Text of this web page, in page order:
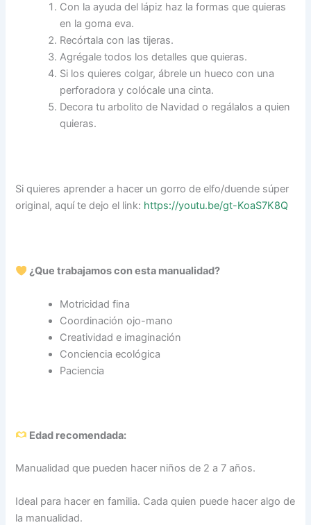
Con la ayuda del lápiz haz la formas que quieras
en la goma eva.
Recórtala con las tijeras.
Agrégale todos los detalles que quieras.
Si los quieres colgar, ábrele un hueco con una
perforadora y colócale una cinta.
Decora tu arbolito de Navidad o regálalos a quien
quieras.
Si quieres aprender a hacer un gorro de elfo/duende súper
original, aquí te dejo el link: https://youtu.be/gt-KoaS7K8Q
¿Que trabajamos con esta manualidad?
Motricidad fina
Coordinación ojo-mano
Creatividad e imaginación
Conciencia ecológica
Paciencia
Edad recomendada:
Manualidad que pueden hacer niños de 2 a 7 años.
Ideal para hacer en familia. Cada quien puede hacer algo de
la manualidad.